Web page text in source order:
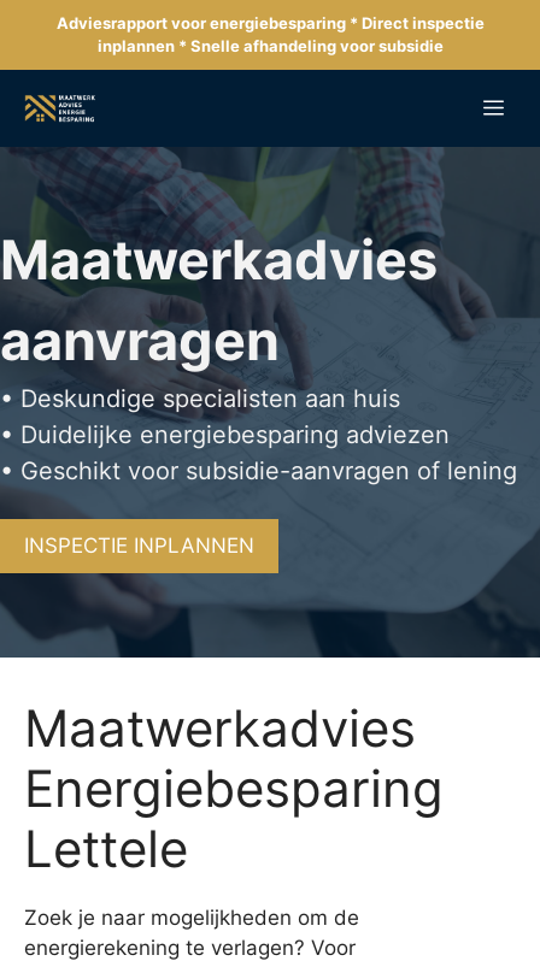
de
inhoud
Adviesrapport voor energiebesparing * Direct inspectie
inplannen * Snelle afhandeling voor subsidie
Maatwerkadvies
aanvragen
• Deskundige specialisten aan huis
• Duidelijke energiebesparing adviezen
• Geschikt voor subsidie-aanvragen of lening
INSPECTIE INPLANNEN
Maatwerkadvies
Energiebesparing
Lettele
Zoek je naar mogelijkheden om de
energierekening te verlagen? Voor